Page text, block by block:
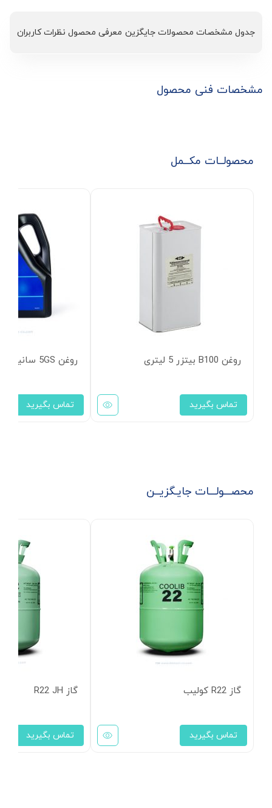
جدول مشخصات محصولات جایگزین معرفی محصول نظرات کاربران
مشخصات فنی محصول
محصولــات مکــمل
روغن B100 بیتزر 5 لیتری
تماس بگیرید
روغن 5GS سانیسو 4 لیتری
تماس بگیرید
محصـــولـــات جایـگزیــن
گاز R22 کولیب
تماس بگیرید
گاز R22 JH
تماس بگیرید